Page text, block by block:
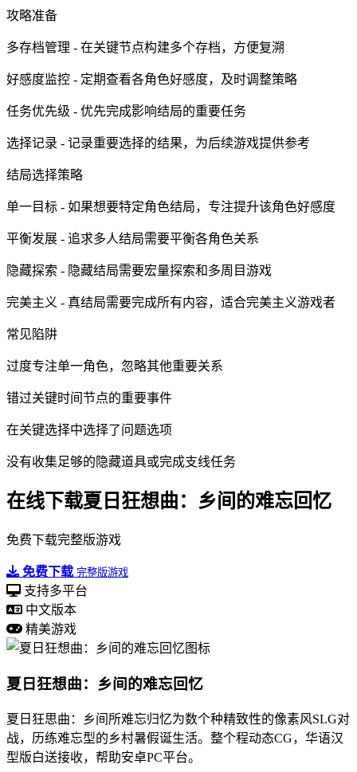
攻略准备
多存档管理 - 在关键节点构建多个存档，方便复溯
好感度监控 - 定期查看各角色好感度，及时调整策略
任务优先级 - 优先完成影响结局的重要任务
选择记录 - 记录重要选择的结果，为后续游戏提供参考
结局选择策略
单一目标 - 如果想要特定角色结局，专注提升该角色好感度
平衡发展 - 追求多人结局需要平衡各角色关系
隐藏探索 - 隐藏结局需要宏量探索和多周目游戏
完美主义 - 真结局需要完成所有内容，适合完美主义游戏者
常见陷阱
过度专注单一角色，忽略其他重要关系
错过关键时间节点的重要事件
在关键选择中选择了问题选项
没有收集足够的隐藏道具或完成支线任务
在线下载夏日狂想曲：乡间的难忘回忆
免费下载完整版游戏
免费下载 完整版游戏
支持多平台
中文版本
精美游戏
夏日狂想曲：乡间的难忘回忆
夏日狂思曲：乡间所难忘归忆为数个种精致性的像素风SLG对
战，历练难忘型的乡村暑假诞生活。整个程动态CG，华语汉
型版白送接收，帮助安卓PC平台。